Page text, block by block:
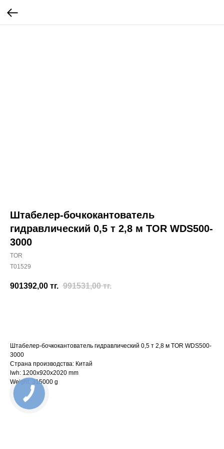
Штабелер-бочкокантователь
гидравлический 0,5 т 2,8 м TOR WDS500-
3000
TOR
T01529
901392,00 тг. 991531,00 тг.
Штабелер-бочкокантователь гидравлический 0,5 т 2,8 м TOR WDS500-
3000
Страна производства: Китай
lwh: 1200x920x2020 mm
Weight: 315000 g